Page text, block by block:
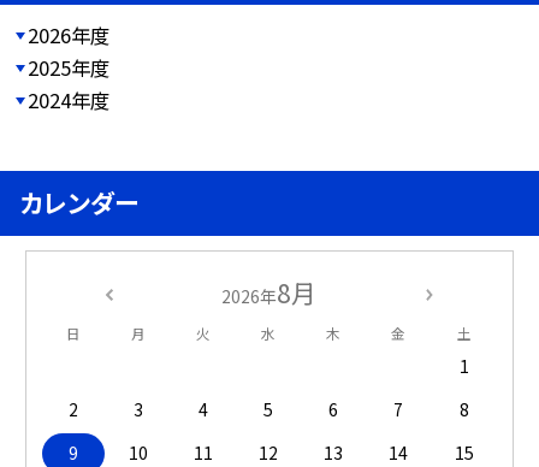
2026年度
2025年度
2024年度
カレンダー
2026年8月
日 月 火 水 木 金 土
1
2
3 4 5 6 7
8
9
10 11 12 13 14
15